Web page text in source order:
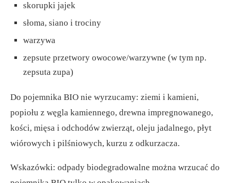
skorupki jajek
słoma, siano i trociny
warzywa
zepsute przetwory owocowe/warzywne (w tym np.
zepsuta zupa)
Do pojemnika BIO nie wyrzucamy: ziemi i kamieni,
popiołu z węgla kamiennego, drewna impregnowanego,
kości, mięsa i odchodów zwierząt, oleju jadalnego, płyt
wiórowych i pilśniowych, kurzu z odkurzacza.
Wskazówki: odpady biodegradowalne można wrzucać do